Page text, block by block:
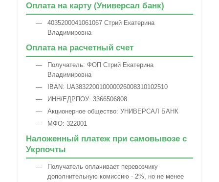
Оплата на карту (Универсал банк)
4035200041061067 Стрий Екатерина
Владимировна
Оплата на расчетный счет
Получатель: ФОП Стрий Екатерина
Владимировна
IBAN: UA383220010000026008310102510
ИНН/ЕДРПОУ: 3366506808
Акционерное общество: УНИВЕРСАЛ БАНК
МФО: 322001
Наложенный платеж при самовывозе с
Укрпочты
Получатель оплачивает перевозчику
дополнительную комиссию - 2%, но не менее